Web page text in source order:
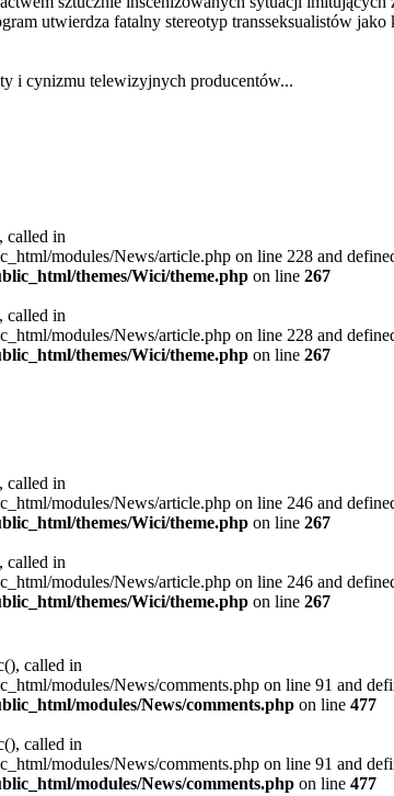
utwierdza fatalny stereotyp transseksualistów jako
i cynizmu telewizyjnych producentów...
called in
modules/News/article.php on line 228 and
themes/Wici/theme.php on line 267
called in
modules/News/article.php on line 228 and
themes/Wici/theme.php on line 267
called in
modules/News/article.php on line 246 and
themes/Wici/theme.php on line 267
called in
modules/News/article.php on line 246 and
themes/Wici/theme.php on line 267
called in
modules/News/comments.php on line 91 and
modules/News/comments.php on line 477
called in
modules/News/comments.php on line 91 and
modules/News/comments.php on line 477